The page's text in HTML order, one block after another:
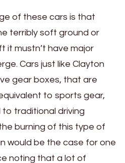
of these cars is that
terribly soft ground or
it mustn’t have major
Cars just like Clayton
gear boxes, that are
to sports gear,
traditional driving
burning of this type of
would be the case for one
noting that a lot of